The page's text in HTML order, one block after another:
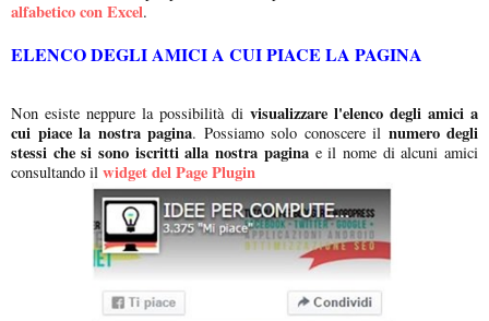
alfabetico con Excel.
ELENCO DEGLI AMICI A CUI PIACE LA PAGINA
Non esiste neppure la possibilità di visualizzare l'elenco degli amici a
cui piace la nostra pagina. Possiamo solo conoscere il numero degli
stessi che si sono iscritti alla nostra paginae il nome di alcuni amici
consultando il widget del Page Plugin